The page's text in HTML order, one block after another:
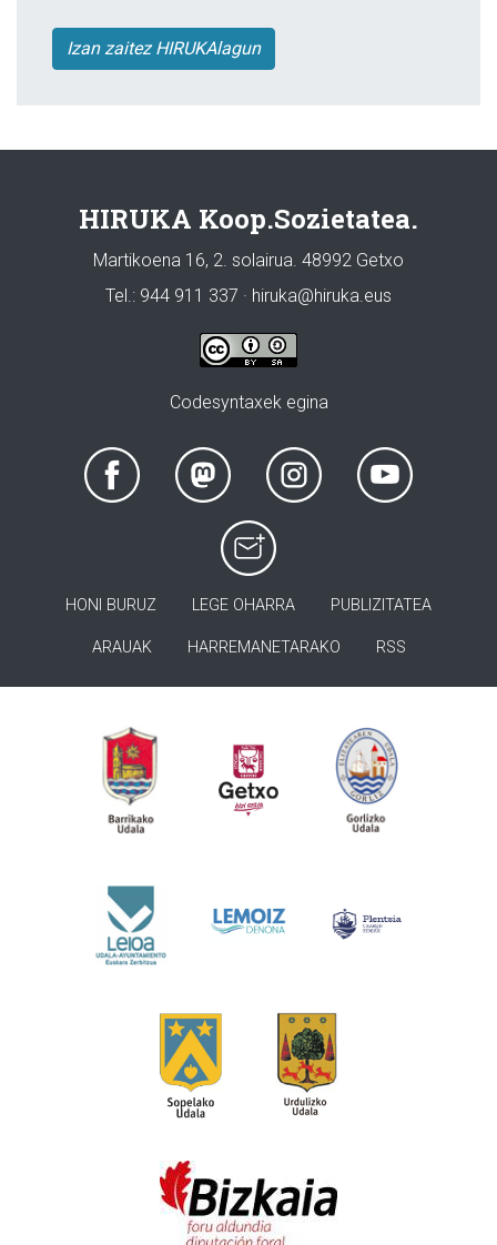
Izan zaitez HIRUKAlagun
HIRUKA Koop.Sozietatea.
Martikoena 16, 2. solairua. 48992 Getxo
Tel.: 944 911 337 · hiruka@hiruka.eus
Codesyntaxek egina
HONI BURUZ LEGE OHARRA PUBLIZITATEA
ARAUAK HARREMANETARAKO RSS